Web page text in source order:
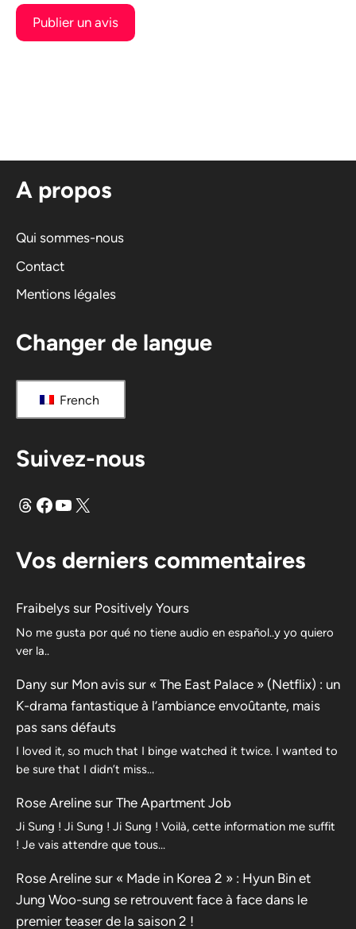
a
i
e
:
A propos
Qui sommes-nous
Contact
Mentions légales
Changer de langue
French
Suivez-nous
FilsFacebook
YouTube
X
Vos derniers commentaires
Fraibelys sur Positively Yours
No me gusta por qué no tiene audio en español..y yo quiero
ver la..
Dany sur Mon avis sur « The East Palace » (Netflix) : un
K-drama fantastique à l’ambiance envoûtante, mais
pas sans défauts
I loved it, so much that I binge watched it twice. I wanted to
be sure that I didn’t miss…
Rose Areline sur The Apartment Job
Ji Sung ! Ji Sung ! Ji Sung ! Voilà, cette information me suffit
! Je vais attendre que tous…
Rose Areline sur « Made in Korea 2 » : Hyun Bin et
Jung Woo-sung se retrouvent face à face dans le
premier teaser de la saison 2 !